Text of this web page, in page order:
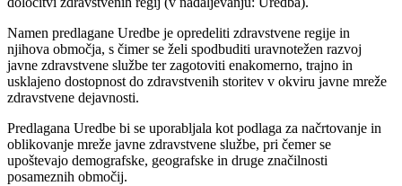
Namen predlagane Uredbe je opredeliti zdravstvene regije in
njihova območja, s čimer se želi spodbuditi uravnotežen razvoj
javne zdravstvene službe ter zagotoviti enakomerno, trajno in
usklajeno dostopnost do zdravstvenih storitev v okviru javne mreže
zdravstvene dejavnosti.
Predlagana Uredbe bi se uporabljala kot podlaga za načrtovanje in
oblikovanje mreže javne zdravstvene službe, pri čemer se
upoštevajo demografske, geografske in druge značilnosti
posameznih območij.